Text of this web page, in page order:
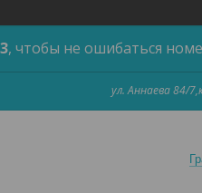
, чтобы не ошибаться
ул. Аннаева 84/